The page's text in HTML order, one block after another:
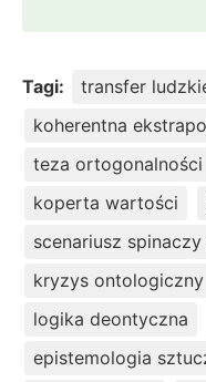
Tagi:
transfer
koherentna
teza ortogonalności
koperta wartości
scenariusz
kryzys ontologiczny
logika deontyczna
epistemologia